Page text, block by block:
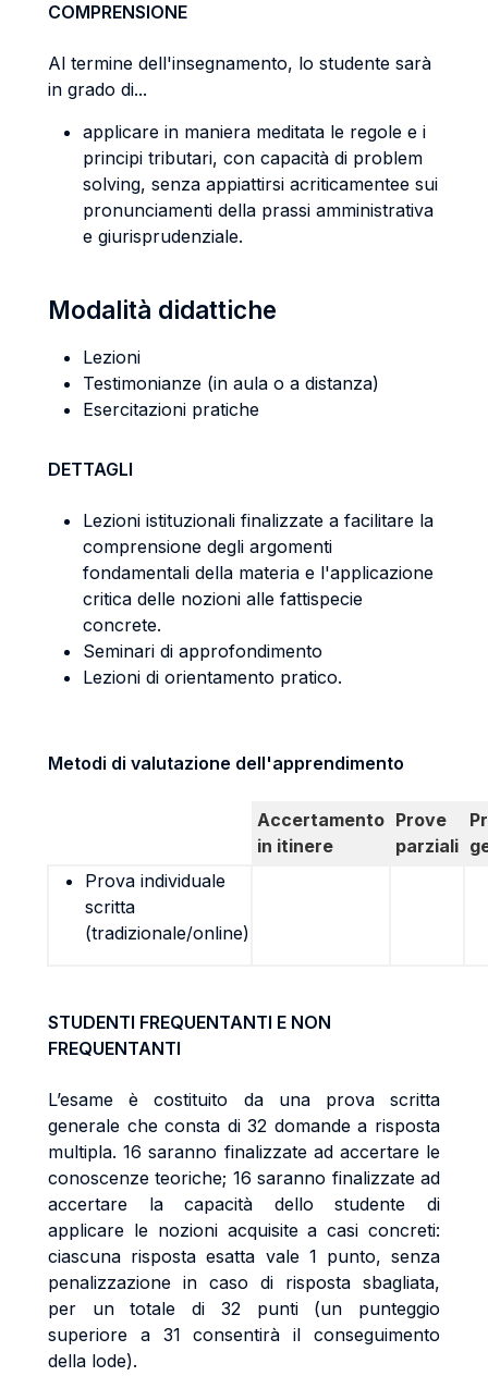
COMPRENSIONE
Al termine dell'insegnamento, lo studente sarà
in grado di...
applicare in maniera meditata le regole e i
principi tributari, con capacità di problem
solving, senza appiattirsi acriticamentee sui
pronunciamenti della prassi amministrativa
e giurisprudenziale.
Modalità didattiche
Lezioni
Testimonianze (in aula o a distanza)
Esercitazioni pratiche
DETTAGLI
Lezioni istituzionali finalizzate a facilitare la
comprensione degli argomenti
fondamentali della materia e l'applicazione
critica delle nozioni alle fattispecie
concrete.
Seminari di approfondimento
Lezioni di orientamento pratico.
Metodi di valutazione dell'apprendimento
Accertamento
in itinere
Prove
parziali
Prova individuale
scritta
(tradizionale/online)
STUDENTI FREQUENTANTI E NON
FREQUENTANTI
L’esame è costituito da una prova scritta
generale che consta di 32 domande a risposta
multipla. 16 saranno finalizzate ad accertare le
conoscenze teoriche; 16 saranno finalizzate ad
accertare la capacità dello studente di
applicare le nozioni acquisite a casi concreti:
ciascuna risposta esatta vale 1 punto, senza
penalizzazione in caso di risposta sbagliata,
per un totale di 32 punti (un punteggio
superiore a 31 consentirà il conseguimento
della lode).